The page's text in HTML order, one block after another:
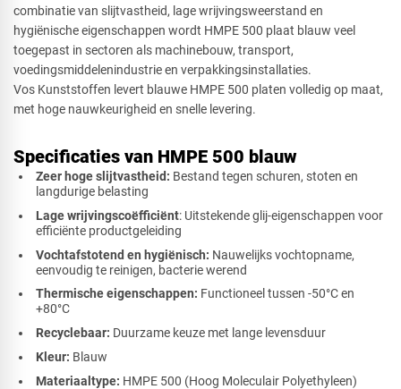
Cirkel
combinatie van slijtvastheid, lage wrijvingsweerstand en
hygiënische eigenschappen wordt HMPE 500 plaat blauw veel
toegepast in sectoren als machinebouw, transport,
voedingsmiddelenindustrie en verpakkingsinstallaties.
Vos Kunststoffen levert blauwe HMPE 500 platen volledig op maat,
met hoge nauwkeurigheid en snelle levering.
Specificaties van HMPE 500 blauw
Zeer hoge slijtvastheid: Bestand tegen schuren, stoten en
langdurige belasting
Lage wrijvingscoëfficiënt: Uitstekende glij-eigenschappen voor
efficiënte productgeleiding
Vochtafstotend en hygiënisch: Nauwelijks vochtopname,
eenvoudig te reinigen, bacterie werend
Thermische eigenschappen: Functioneel tussen -50°C en
+80°C
Recyclebaar: Duurzame keuze met lange levensduur
Kleur: Blauw
Materiaaltype: HMPE 500 (Hoog Moleculair Polyethyleen)